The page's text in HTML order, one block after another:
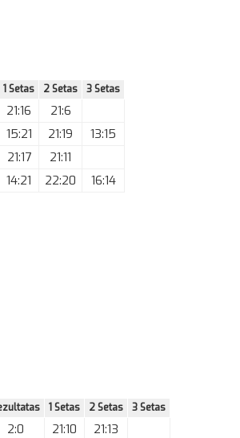
1 Setas 2 Setas 3 Setas
21:16
21:6
15:21 21:19
13:15
21:17
21:11
14:21 22:20 16:14
1 Setas 2 Setas 3 Setas
2:0 21:10
21:13